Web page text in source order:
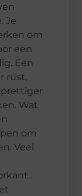
Je
om
een
Een
rust,
prettiger
Wat
om
Veel